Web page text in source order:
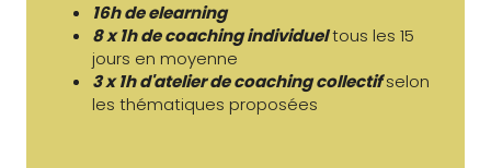
16h de elearning
8 x 1h de coaching individueltous les 15
jours en moyenne
3 x 1h d'atelier de coaching collectifselon
les thématiques proposées